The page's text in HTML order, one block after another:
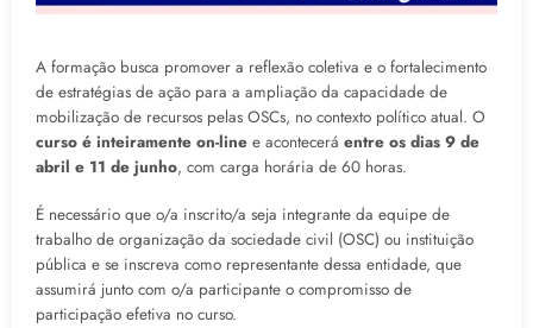
A formação busca promover a reflexão coletiva e o fortalecimento
de estratégias de ação para a ampliação da capacidade de
mobilização de recursos pelas OSCs, no contexto político atual. O
curso é inteiramente on-line e acontecerá entre os dias 9 de
abril e 11 de junho, com carga horária de 60 horas.
É necessário que o/a inscrito/a seja integrante da equipe de
trabalho de organização da sociedade civil (OSC) ou instituição
pública e se inscreva como representante dessa entidade, que
assumirá junto com o/a participante o compromisso de
participação efetiva no curso.